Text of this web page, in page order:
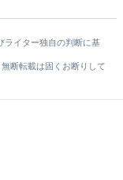
ライター独自の判断に基
断転載は固くお断りして